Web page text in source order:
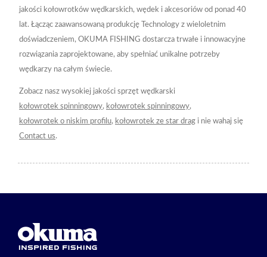
jakości kołowrotków wędkarskich, wędek i akcesoriów od ponad 40
lat. Łącząc zaawansowaną produkcję Technology z wieloletnim
doświadczeniem, OKUMA FISHING dostarcza trwałe i innowacyjne
rozwiązania zaprojektowane, aby spełniać unikalne potrzeby
wędkarzy na całym świecie.
Zobacz nasz wysokiej jakości sprzęt wędkarski
kołowrotek spinningowy, kołowrotek spinningowy,
kołowrotek o niskim profilu, kołowrotek ze star drag i nie wahaj się
Contact us.